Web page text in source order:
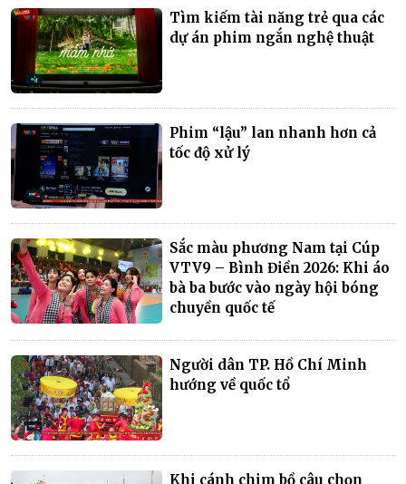
Tìm kiếm tài năng trẻ qua các
dự án phim ngắn nghệ thuật
Phim “lậu” lan nhanh hơn cả
tốc độ xử lý
Sắc màu phương Nam tại Cúp
VTV9 – Bình Điền 2026: Khi áo
bà ba bước vào ngày hội bóng
chuyền quốc tế
Người dân TP. Hồ Chí Minh
hướng về quốc tổ
Khi cánh chim bồ câu chọn